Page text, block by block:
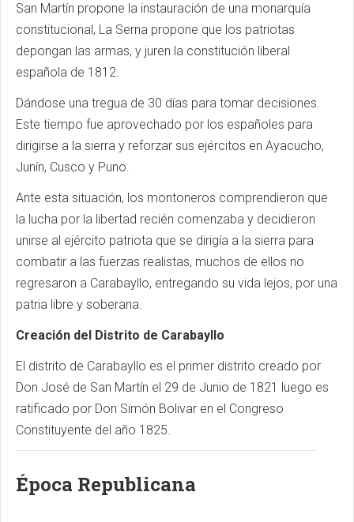
San Martín propone la instauración de una monarquía
constitucional, La Serna propone que los patriotas
depongan las armas, y juren la constitución liberal
española de 1812.
Dándose una tregua de 30 días para tomar decisiones.
Este tiempo fue aprovechado por los españoles para
dirigirse a la sierra y reforzar sus ejércitos en Ayacucho,
Junín, Cusco y Puno.
Ante esta situación, los montoneros comprendieron que
la lucha por la libertad recién comenzaba y decidieron
unirse al ejército patriota que se dirigía a la sierra para
combatir a las fuerzas realistas, muchos de ellos no
regresaron a Carabayllo, entregando su vida lejos, por una
patria libre y soberana.
Creación del Distrito de Carabayllo
El distrito de Carabayllo es el primer distrito creado por
Don José de San Martín el 29 de Junio de 1821 luego es
ratificado por Don Simón Bolivar en el Congreso
Constituyente del año 1825.
Época Republicana